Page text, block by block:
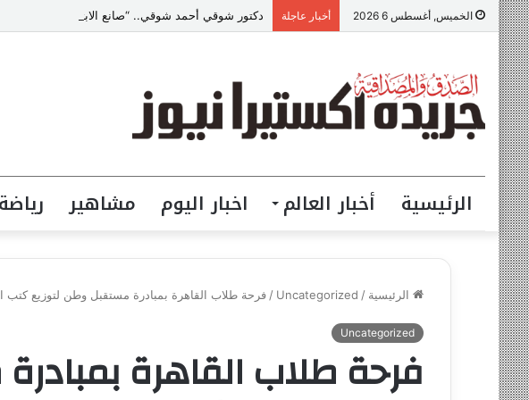
الخميس, أغسطس 6 2026 أخبار عاجلة دكتور شوقي أحمد شوقي.. “صانع الابتسامات” يتصدر
الرئيسية أخبار العالم اخبار اليوم مشاهير رياضة
الرئيسية /
Uncategorized
/ فرحة طلاب القاهرة بمبادرة مستقبل وطن لتوزيع كتب
Uncategorized
فرحة طلاب القاهرة